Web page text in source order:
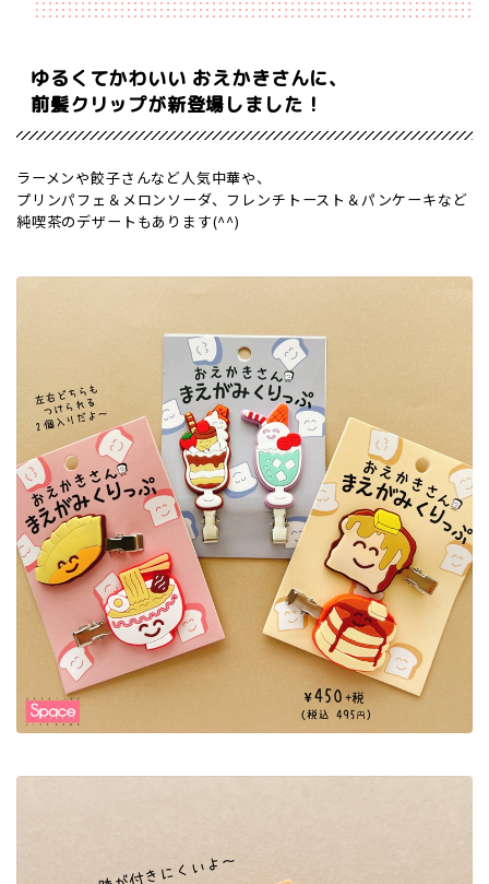
ゆるくてかわいい おえかきさんに、
前髪クリップが新登場しました！
ラーメンや餃子さんなど人気中華や、
プリンパフェ＆メロンソーダ、フレンチトースト＆パンケーキなど
純喫茶のデザートもあります(^^)